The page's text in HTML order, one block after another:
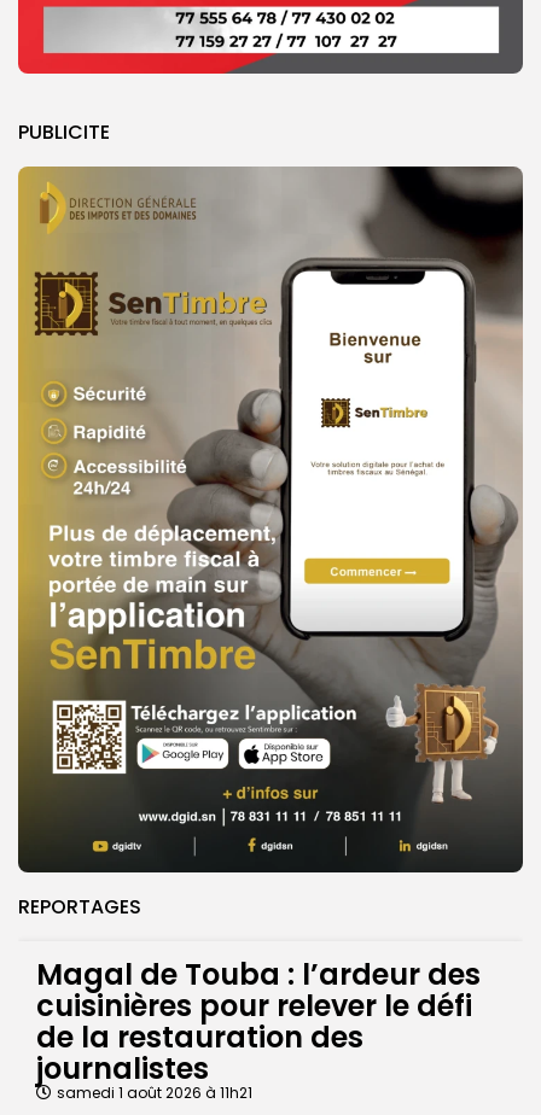
PUBLICITE
REPORTAGES
Magal de Touba : l’ardeur des
cuisinières pour relever le défi
de la restauration des
journalistes
samedi 1 août 2026 à 11h21